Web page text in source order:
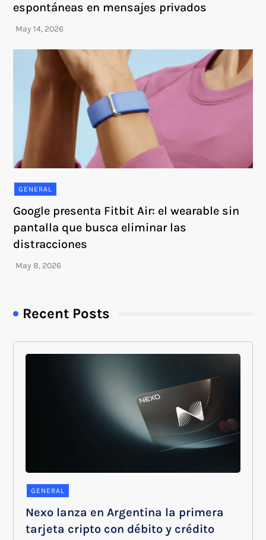
espontáneas en mensajes privados
GENERAL
Google presenta Fitbit Air: el wearable sin
pantalla que busca eliminar las
distracciones
Recent Posts
GENERAL
Nexo lanza en Argentina la primera
tarjeta cripto con débito y crédito